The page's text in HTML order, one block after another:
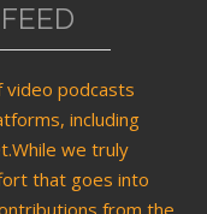
video podcasts
including
we truly
that goes into